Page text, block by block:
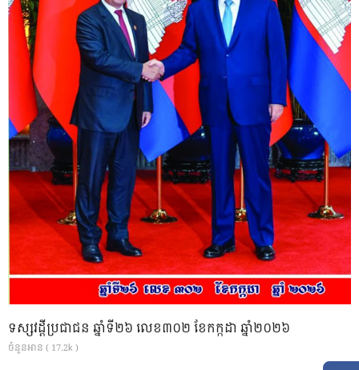
ទស្សវដ្តីប្រជាជន ឆ្នាំទី២៦ លេខ៣០២ ខែកក្កដា ឆ្នាំ២០២៦
ចំនួនអាន ( 17.2k )